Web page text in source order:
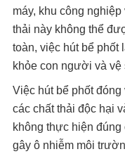
máy, khu công
thải này không thể
toàn, việc hút bể phốt
khỏe con người và
Việc hút bể phốt
các chất thải độc hại
không thực hiện đúng
gây ô nhiễm môi